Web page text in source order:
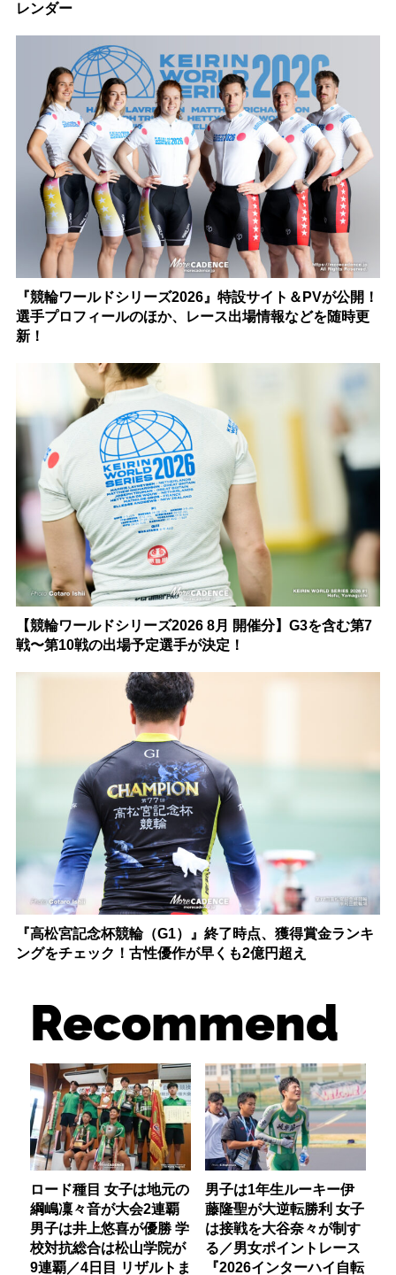
レンダー
『競輪ワールドシリーズ2026』特設サイト＆PVが公開！
選手プロフィールのほか、レース出場情報などを随時更
新！
【競輪ワールドシリーズ2026 8月 開催分】G3を含む第7
戦〜第10戦の出場予定選手が決定！
『高松宮記念杯競輪（G1）』終了時点、獲得賞金ランキ
ングをチェック！古性優作が早くも2億円超え
Recommend
ロード種目 女子は地元の
綱嶋凜々音が大会2連覇
男子は井上悠喜が優勝 学
校対抗総合は松山学院が
9連覇／4日目 リザルトま
男子は1年生ルーキー伊
藤隆聖が大逆転勝利 女子
は接戦を大谷奈々が制す
る／男女ポイントレース
『2026インターハイ自転